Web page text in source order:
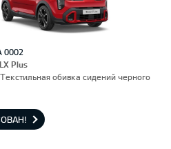
0002
Plus
обивка сидений черного